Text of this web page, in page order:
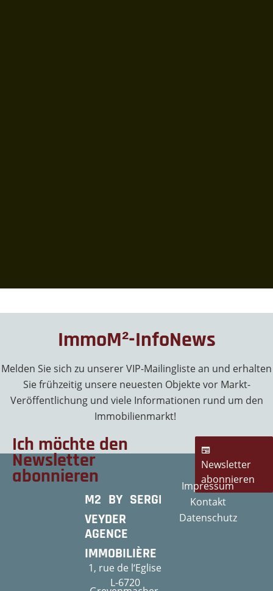
ImmoM²-InfoNews
Melden Sie sich zu unserer VIP-Mailingliste an und erhalten
Sie frühzeitig unsere neuesten Objekte vor Markt-
Veröffentlichung und viele Informationen rund um den
Immobilienmarkt!
Ich möchte den
Newsletter
abonnieren
Newsletter
abonnieren
M2 BY SERGE
VEYDER
AGENCE
IMMOBILIÈRE
1, rue de l‘Eglise
L-6720
Impressum
Kontakt
Datenschutz